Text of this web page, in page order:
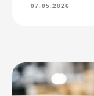
07.05.2026